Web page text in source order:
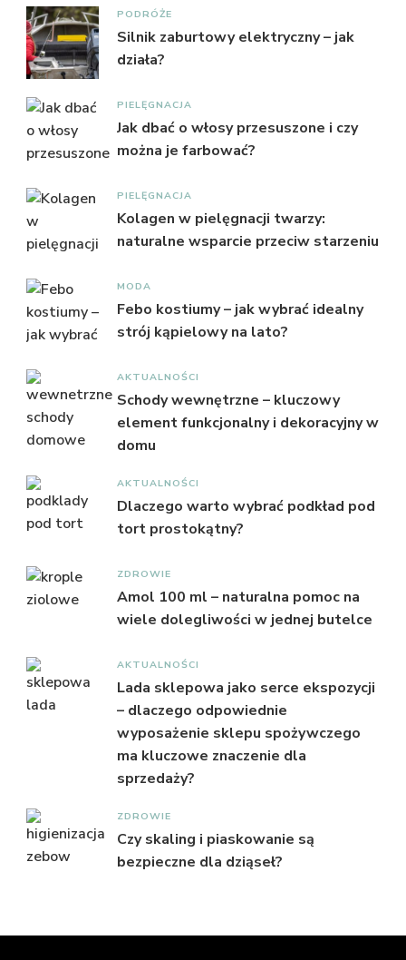
PODRÓŻE
Silnik zaburtowy elektryczny – jak
działa?
PIELĘGNACJA
Jak dbać o włosy przesuszone i czy
można je farbować?
PIELĘGNACJA
Kolagen w pielęgnacji twarzy:
naturalne wsparcie przeciw starzeniu
MODA
Febo kostiumy – jak wybrać idealny
strój kąpielowy na lato?
AKTUALNOŚCI
Schody wewnętrzne – kluczowy
element funkcjonalny i dekoracyjny w
domu
AKTUALNOŚCI
Dlaczego warto wybrać podkład pod
tort prostokątny?
ZDROWIE
Amol 100 ml – naturalna pomoc na
wiele dolegliwości w jednej butelce
AKTUALNOŚCI
Lada sklepowa jako serce ekspozycji
– dlaczego odpowiednie
wyposażenie sklepu spożywczego
ma kluczowe znaczenie dla
sprzedaży?
ZDROWIE
Czy skaling i piaskowanie są
bezpieczne dla dziąseł?